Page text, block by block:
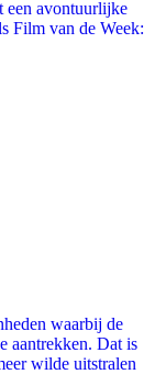
een avontuurlijke
Film van de Week:
waarbij de
aantrekken. Dat is
wilde uitstralen